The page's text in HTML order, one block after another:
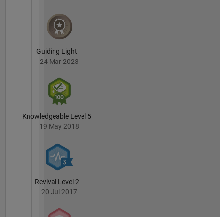
Guiding Light
24 Mar 2023
Knowledgeable Level 5
19 May 2018
Revival Level 2
20 Jul 2017